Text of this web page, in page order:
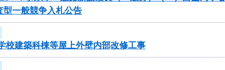
一般競争入札公告
校建築科棟等屋上外壁内部改修工事